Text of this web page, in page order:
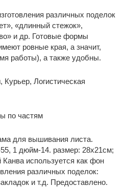
различных поделок
«длинный стежок»,
и др. Готовые формы
ровные края, а значит,
работы), а также удобны.
Логистическая
по частям
для вышивания листа.
1 дюйм-14. размер: 28х21см;
используется как фон
различных поделок:
и т.д. Предоставлено.